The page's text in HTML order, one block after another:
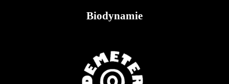
Biodynamie